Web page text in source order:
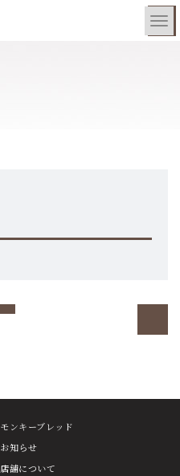
モンキーブレッド
お知らせ
店舗について